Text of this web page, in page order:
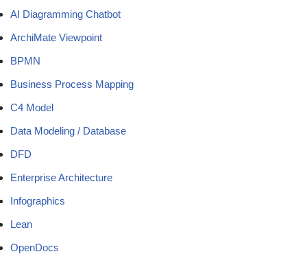
AI Diagramming Chatbot
ArchiMate Viewpoint
BPMN
Business Process Mapping
C4 Model
Data Modeling / Database
DFD
Enterprise Architecture
Infographics
Lean
OpenDocs